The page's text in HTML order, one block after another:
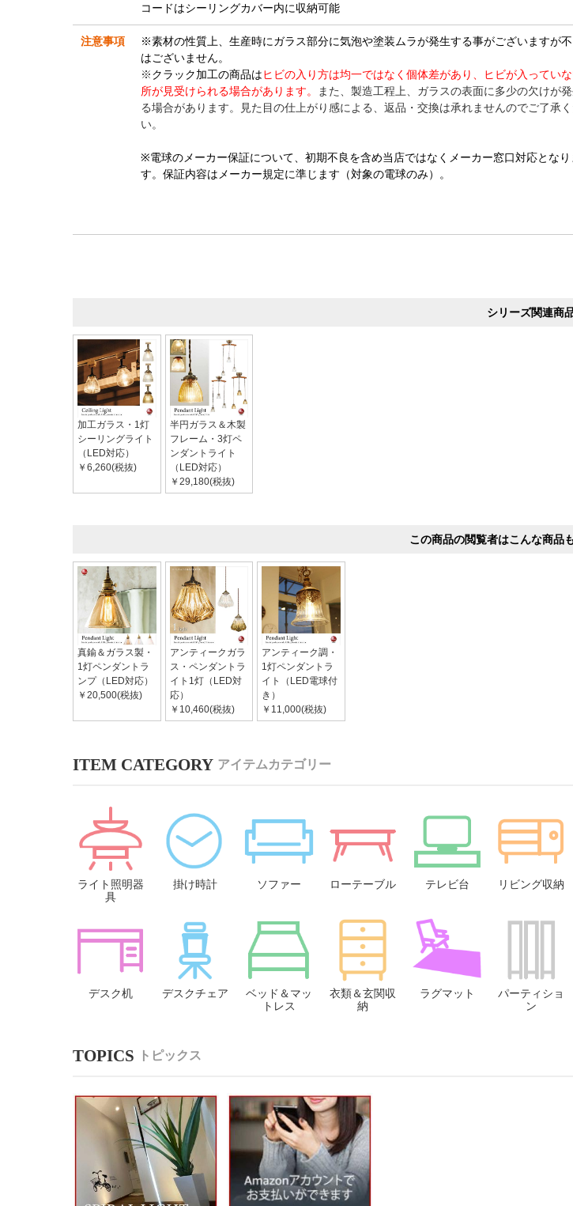
コードはシーリングカバー内に収納可能
注意事項
※素材の性質上、生産時にガラス部分に気泡や塗装ムラが発生する事がございますが
はございません。
※クラック加工の商品はヒビの入り方は均一ではなく個体差があり、ヒビが入ってい
所が見受けられる場合があります。
また、製造工程上、ガラスの表面に多少の欠けが
る場合があります。見た目の仕上がり感による、返品・交換は承れませんのでご了承
い。
※電球のメーカー保証について、初期不良を含め当店ではなくメーカー窓口対応となり
す。保証内容はメーカー規定に準じます（対象の電球のみ）。
シリーズ関連商
加工ガラス・1灯
シーリングライト
（LED対応）
￥6,260(税抜)
半円ガラス＆木製
フレーム・3灯ペ
ンダントライト
（LED対応）
￥29,180(税抜)
この商品の閲覧者はこんな商品
真鍮＆ガラス製・
1灯ペンダントラ
ンプ（LED対応）
￥20,500(税抜)
アンティークガラ
ス・ペンダントラ
イト1灯（LED対
応）
￥10,460(税抜)
アンティーク調・
1灯ペンダントラ
イト（LED電球付
き）
￥11,000(税抜)
アイテムカテゴリー
ライト照明器
具
掛け時計 ソファー ローテーブル テレビ台 リビング収納
デスク机 デスクチェア
ベッド＆マッ
トレス
衣類＆玄関収
納
ラグマット
パーティショ
ン
トピックス